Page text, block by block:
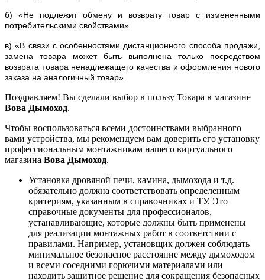
б) «Не подлежит обмену и возврату товар с измененными
потребительскими свойствами».
в) «В связи с особенностями дистанционного способа продажи,
замена товара может быть выполнена только посредством
возврата товара ненадлежащего качества и оформления нового
заказа на аналогичный товар».
Поздравляем! Вы сделали выбор в пользу Товара в магазине
Вова Дымоход.
Чтобы воспользоваться всеми достоинствами выбранного
вами устройства, мы рекомендуем вам доверить его установку
профессиональным монтажникам нашего виртуального
магазина Вова Дымоход.
Установка дровяной печи, камина, дымохода и т.д.
обязательно должна соответствовать определенным
критериям, указанным в справочниках и ТУ. Это
справочные документы для профессионалов,
устанавливающие, которые должны быть применены
для реализации монтажных работ в соответствии с
правилами. Например, установщик должен соблюдать
минимальное безопасное расстояние между дымоходом
и всеми соседними горючими материалами или
находить защитное решение для сокращения безопасных